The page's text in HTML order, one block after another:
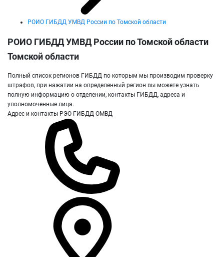
РОИО ГИБДД УМВД России по Томской области
РОИО ГИБДД УМВД России по Томской области
Томской области
Полный список регионов ГИБДД по которым мы производим проверку
штрафов, при нажатии на определенный регион вы можете узнать
полную информацию о отделении, контакты ГИБДД, адреса и
уполномоченные лица.
Адрес и контакты РЭО ГИБДД ОМВД